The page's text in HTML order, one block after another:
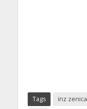
Tags inz zenica